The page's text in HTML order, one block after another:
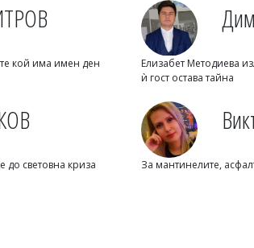
кой има имен ден
Елизабет Методиева
ѝ гост остава тайна
до световна криза За мантинелите,